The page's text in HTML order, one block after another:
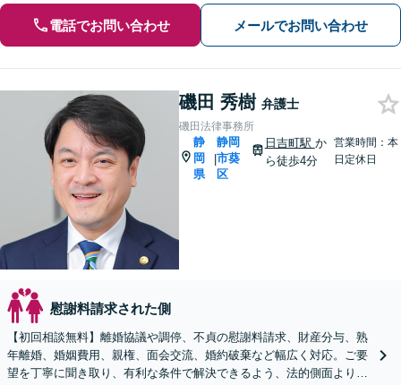
電話でお問い合わせ メールでお問い合わせ
磯田 秀樹 弁護士
磯田法律事務所
静
岡
県
|
静岡
市葵
区
日吉町駅 か
ら徒歩4分
営業時間：本
日定休日
慰謝料請求された側
【初回相談無料】離婚協議や調停、不貞の慰謝料請求、財産分与、熟
年離婚、婚姻費用、親権、面会交流、婚約破棄など幅広く対応。ご要
望を丁寧に聞き取り、有利な条件で解決できるよう、法的側面よりお